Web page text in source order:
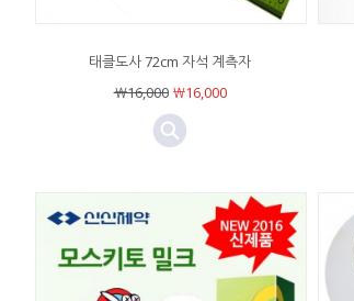
태클도사 72cm 자석 계측자
￦16,000￦16,000